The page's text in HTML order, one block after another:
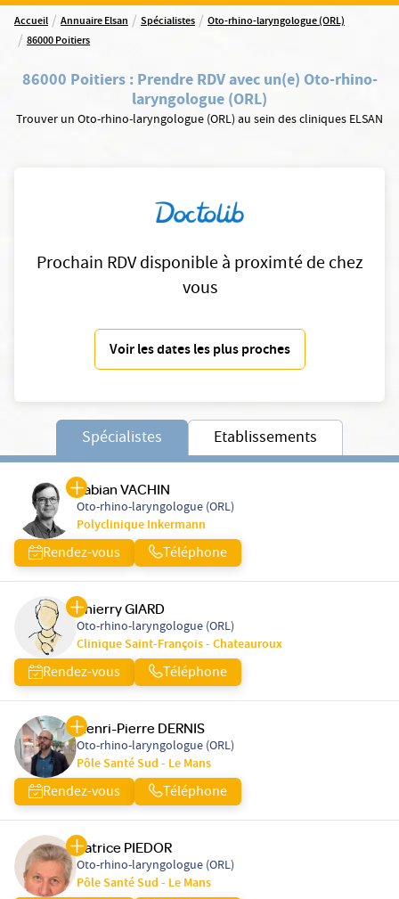
Accueil / Annuaire Elsan / Spécialistes / Oto-rhino-laryngologue (ORL)
/ 86000 Poitiers
86000 Poitiers: Prendre RDV avec un(e) Oto-rhino-
laryngologue (ORL)
Trouver un Oto-rhino-laryngologue (ORL) au sein des cliniques ELSAN
Prochain RDV disponible à proximté de chez
vous
Voir les dates les plus proches
Spécialistes Etablissements
Fabian VACHIN
Oto-rhino-laryngologue (ORL)
Polyclinique Inkermann
Rendez-vous Téléphone
Thierry GIARD
Oto-rhino-laryngologue (ORL)
Clinique Saint-François - Chateauroux
Rendez-vous Téléphone
Henri-Pierre DERNIS
Oto-rhino-laryngologue (ORL)
Pôle Santé Sud - Le Mans
Rendez-vous Téléphone
Patrice PIEDOR
Oto-rhino-laryngologue (ORL)
Pôle Santé Sud - Le Mans